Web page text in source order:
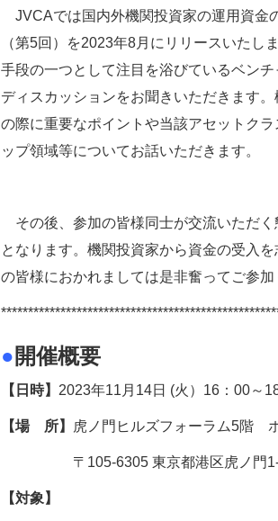
JVCAでは国内外機関投資家の運用資金
（第5回）を2023年8月にリリースいた
手段の一つとして注目を浴びているベン
ディスカッションをお聞きいただきます
の際に重要なポイントや当該アセットク
ップ領域等についてお話いただきます。
その後、参加の皆様同士が交流いただ
となります。機関投資家から資金の受入
の皆様におかれましては是非奮ってご参加
● 開催概要
【日時】 2023年11月14日 (火）16：00～
【場 所】 虎ノ門ヒルズフォーラム5階
〒105-6305 東京都港区虎ノ門
【対象】